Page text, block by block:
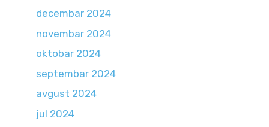
decembar 2024
novembar 2024
oktobar 2024
septembar 2024
avgust 2024
jul 2024